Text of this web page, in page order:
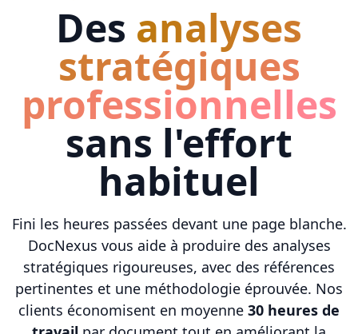
Des analyses
stratégiques
professionnelles
sans l'effort
habituel
Fini les heures passées devant une page blanche.
DocNexus vous aide à produire des analyses
stratégiques rigoureuses, avec des références
pertinentes et une méthodologie éprouvée. Nos
clients économisent en moyenne 30 heures de